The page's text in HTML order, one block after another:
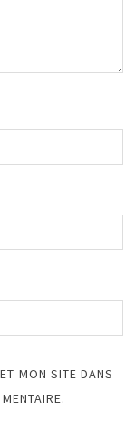
MON SITE DANS